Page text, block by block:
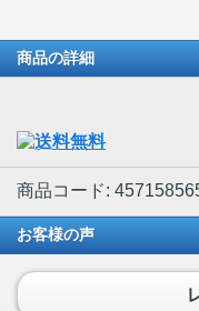
商品の詳細
商品コード:
お客様の声